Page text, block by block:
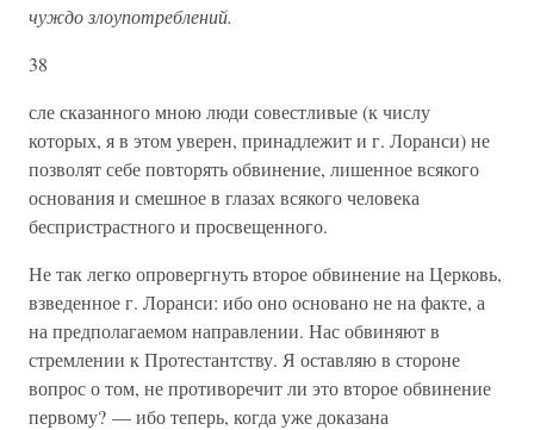
чуждо злоупотреблений.
38
сле сказанного мною люди совестливые (к числу
которых, я в этом уверен, принадлежит и г. Лоранси) не
позволят себе повторять обвинение, лишенное всякого
основания и смешное в глазах всякого человека
беспристрастного и просвещенного.
Не так легко опровергнуть второе обвинение на Церковь,
взведенное г. Лоранси: ибо оно основано не на факте, а
на предполагаемом направлении. Нас обвиняют в
стремлении к Протестантству. Я оставляю в стороне
вопрос о том, не противоречит ли это второе обвинение
первому? — ибо теперь, когда уже доказана